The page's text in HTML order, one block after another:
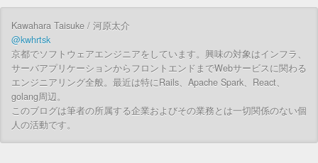
Kawahara Taisuke / 河原太介
@kwhrtsk
京都でソフトウェアエンジニアをしています。興味の対象はインフラ、
サーバアプリケーションからフロントエンドまでWebサービスに関わる
エンジニアリング全般。最近は特にRails、Apache Spark、React、
golang周辺。
このブログは筆者の所属する企業およびその業務とは一切関係のない個
人の活動です。